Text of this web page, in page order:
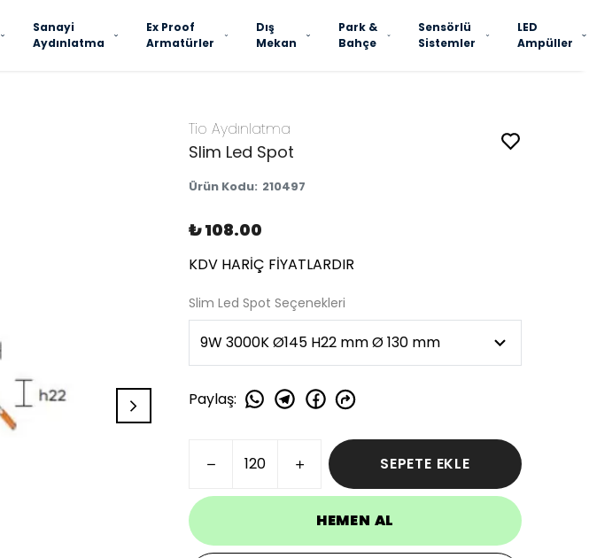
Sanayi
Aydınlatma
Ex Proof
Armatürler
Dış
Mekan
Park &
Bahçe
Sensörlü
Sistemler
LED
Ampüller
Tio Aydınlatma
Slim Led Spot
Ürün Kodu: 210497
₺ 108.00
KDV HARİÇ FİYATLARDIR
Slim Led Spot Seçenekleri
Paylaş:
SEPETE EKLE
HEMEN AL